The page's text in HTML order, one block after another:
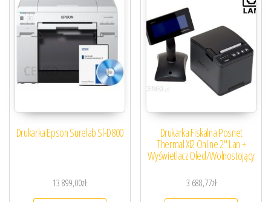
Drukarka Epson Surelab Sl-D800
13 899,00zł
Drukarka Fiskalna Posnet
Thermal Xl2 Online 2″ Lan +
Wyświetlacz Oled/Wolnostojący
3 688,77zł